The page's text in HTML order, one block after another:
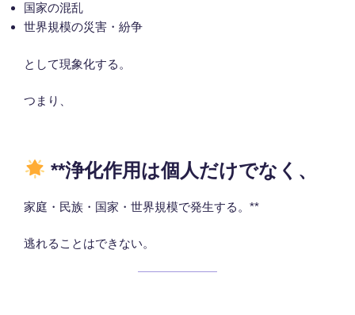
国家の混乱
世界規模の災害・紛争
として現象化する。
つまり、
**浄化作用は個人だけでなく、
家庭・民族・国家・世界規模で発生する。**
逃れることはできない。